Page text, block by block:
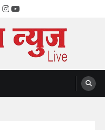
Instagram
YouTube